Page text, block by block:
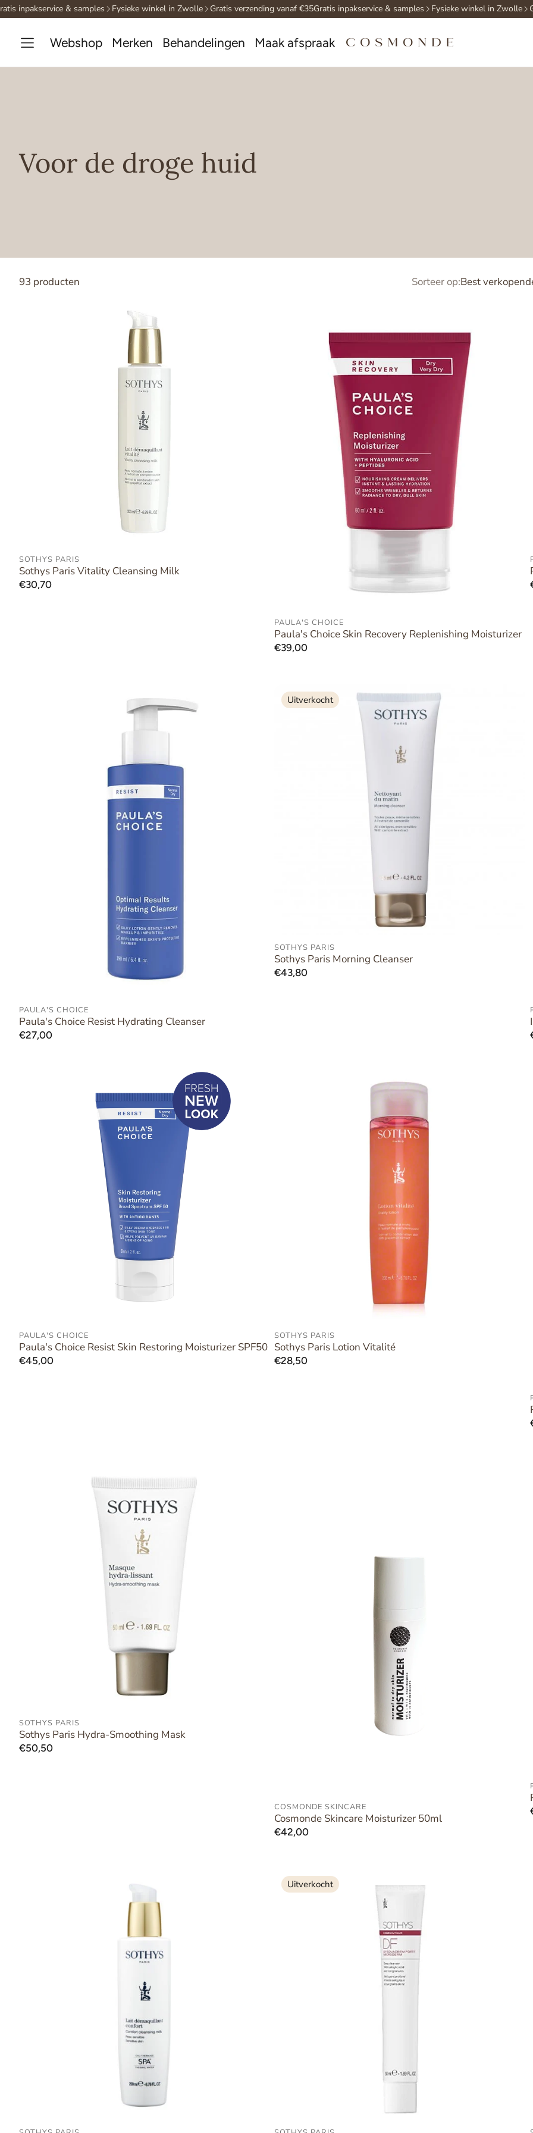
& samples Fysieke winkel in Zwolle Gratis verzending vanaf €35Gratis inpakservice & samples Fysieke winkel in Zwolle Gratis
Webshop Merken Behandelingen Maak afspraak
Voor de droge huid
93 producten Sorteer op:Best
AAN WINKELWAGEN TOEVOEGEN
SOTHYS PARIS
Sothys Paris Vitality Cleansing Milk
Normale
€30,70
AAN WINKELWAGEN TOEVOEGEN
PAULA'S CHOICE
Paula's Choice Skin Recovery Replenishing Moisturizer
Normale
€39,00
AAN WINKELWAGEN TOEVOEGEN
PAULA'S CHOICE
Paula's Choice Resist Hydrating Cleanser
Normale
€27,00
Uitverkocht
SOTHYS PARIS
Sothys Paris Morning Cleanser
Normale
€43,80
AAN WINKELWAGEN TOEVOEGEN
PAULA'S CHOICE
Paula's Choice Resist Skin Restoring Moisturizer SPF50
Normale
€45,00
AAN WINKELWAGEN TOEVOEGEN
SOTHYS PARIS
Sothys Paris Lotion Vitalité
Normale
€28,50
AAN WINKELWAGEN TOEVOEGEN
SOTHYS PARIS
Sothys Paris Hydra-Smoothing Mask
Normale
€50,50
AAN WINKELWAGEN TOEVOEGEN
COSMONDE SKINCARE
Cosmonde Skincare Moisturizer 50ml
Normale
€42,00
Uitverkocht